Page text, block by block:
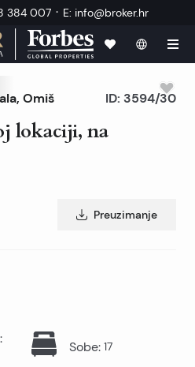
384 007 · E: info@broker.hr
, Omiš
lokaciji, na
ID: 3594/30
Preuzimanje
:
Sobe: 17